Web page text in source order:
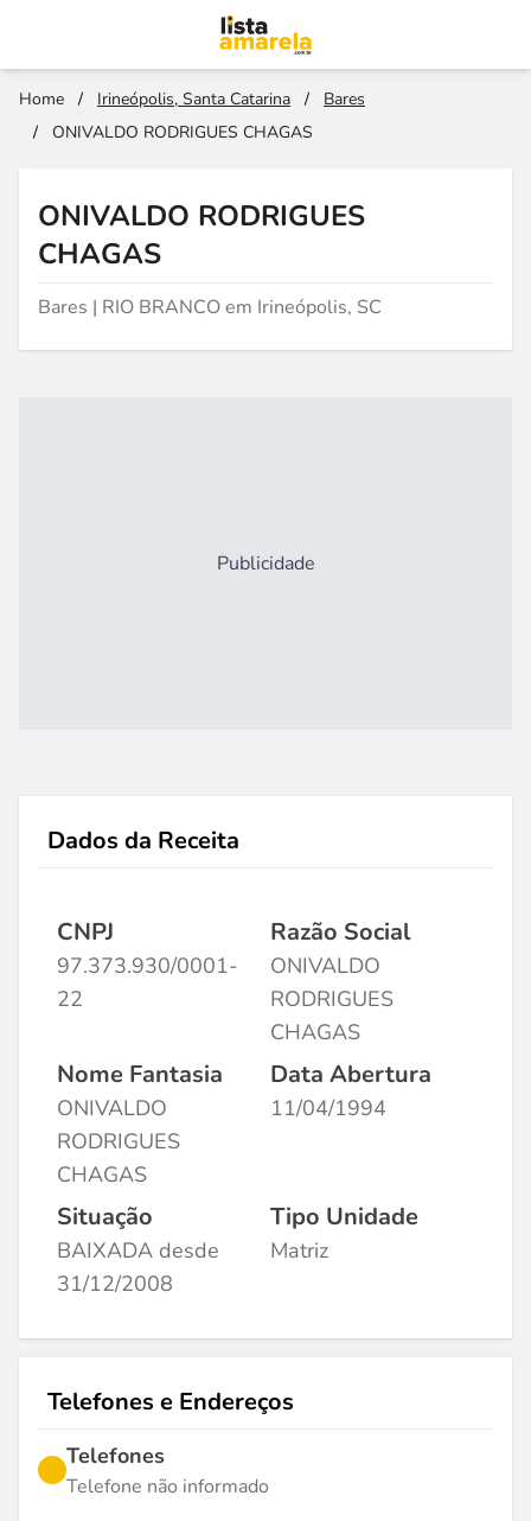
Home / Irineópolis, Santa Catarina /
Bares
/
ONIVALDO RODRIGUES CHAGAS
ONIVALDO RODRIGUES
CHAGAS
Bares | RIO BRANCO em Irineópolis, SC
Publicidade
Dados da Receita
CNPJ
97.373.930/0001-
22
Razão Social
ONIVALDO
RODRIGUES
CHAGAS
Nome Fantasia
ONIVALDO
RODRIGUES
CHAGAS
Data Abertura
11/04/1994
Situação
BAIXADA desde
31/12/2008
Tipo Unidade
Matriz
Telefones e Endereços
Telefones
Telefone não informado